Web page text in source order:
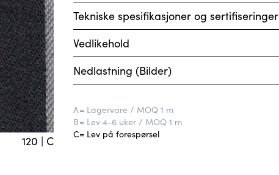
120 | C
Tekniske spesifikasjoner og sertifiseringer
Vedlikehold
Nedlastning (Bilder)
A= Lagervare / MOQ 1 m
B= Lev 4-6 uker / MOQ 1 m
C= Lev på forespørsel